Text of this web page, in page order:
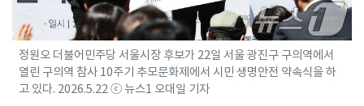
정원오 더불어민주당 서울시장 후보가 22일 서울 광진구 구의역에서
열린 구의역 참사 10주기 추모문화제에서 시민 생명안전 약속식을 하
고 있다. 2026.5.22 ⓒ 뉴스1 오대일 기자